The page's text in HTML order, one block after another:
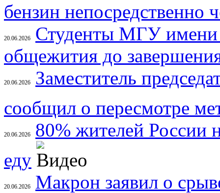
бензин непосредственно
20.06.2026
Студенты МГУ имени
общежития до
20.06.2026
Заместитель
сообщил о пересмотре
20.06.2026
80% жителей России
еду
20.06.2026
Макрон заявил о